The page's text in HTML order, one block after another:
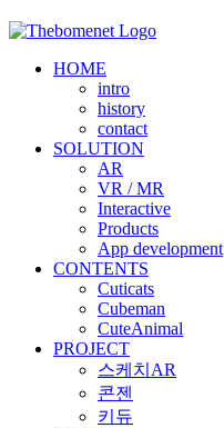
HOME
intro
history
contact
SOLUTION
AR
VR / MR
Interactive
Products
App development
CONTENTS
Cuticats
Cubeman
CuteAnimal
PROJECT
스케치AR
콘젠
키듀